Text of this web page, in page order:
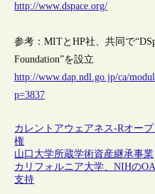
http://www.dspace.org/
参考：MITとHP社、共同で
Foundation”を設立
http://www.dap.ndl.go.jp/ca/
p=3837
カレントアウェアネス-Rオー
権
山口大学所蔵学術資産継承事業
カリフォルニア大学、NIHの
支持